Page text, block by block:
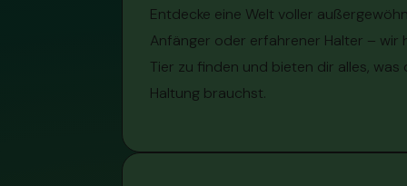
Entdecke eine Welt voller
Anfänger oder erfahrener Halter – wir
Tier zu finden und bieten dir alles,
Haltung brauchst.